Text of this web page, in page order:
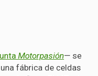
Motorpasión— se
fábrica de celdas